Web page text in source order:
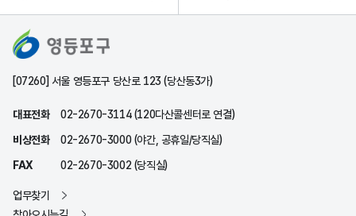
[07260] 서울 영등포구 당산로 123 (당산동3가)
대표전화
02-2670-3114 (120다산콜센터로 연결)
비상전화
02-2670-3000 (야간, 공휴일/당직실)
FAX
02-2670-3002 (당직실)
업무찾기